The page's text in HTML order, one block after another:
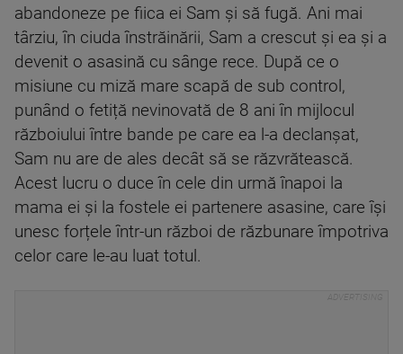
abandoneze pe fiica ei Sam și să fugă. Ani mai
târziu, în ciuda înstrăinării, Sam a crescut și ea și a
devenit o asasină cu sânge rece. După ce o
misiune cu miză mare scapă de sub control,
punând o fetiță nevinovată de 8 ani în mijlocul
războiului între bande pe care ea l-a declanșat,
Sam nu are de ales decât să se răzvrătească.
Acest lucru o duce în cele din urmă înapoi la
mama ei și la fostele ei partenere asasine, care își
unesc forțele într-un război de răzbunare împotriva
celor care le-au luat totul.